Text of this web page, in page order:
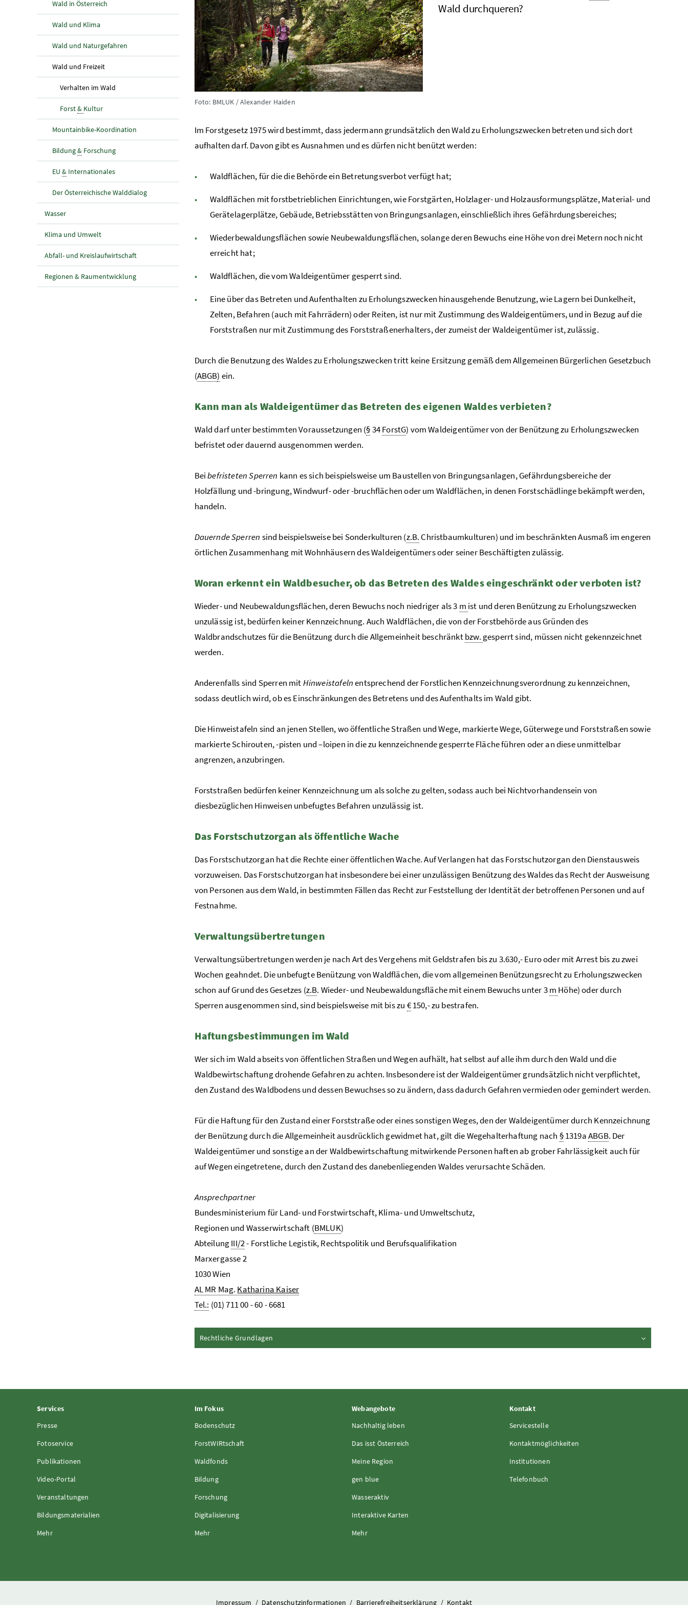
Wald in Österreich
Wald und Klima
Wald und Naturgefahren
Wald und Freizeit(aktuelle Seite)
Verhalten im Wald(aktuelle Seite)
Forst& Kultur
Mountainbike-Koordination
Bildung& Forschung
EU & Internationales
Der Österreichische Walddialog
Wasser
Klima und Umwelt
Abfall- und Kreislaufwirtschaft
Regionen & Raumentwicklung
Foto: BMLUK / Alexander Haiden
Wald durchqueren?
Im Forstgesetz 1975 wird bestimmt, dass jedermann grundsätzlich den Wald zu Erholungszwecken betreten und sich dort
aufhalten darf. Davon gibt es Ausnahmen und es dürfen nicht benützt werden:
Waldflächen, für die die Behörde ein Betretungsverbot verfügt hat;
Waldflächen mit forstbetrieblichen Einrichtungen, wie Forstgärten, Holzlager- und Holzausformungsplätze, Material- und
Gerätelagerplätze, Gebäude, Betriebsstätten von Bringungsanlagen, einschließlich ihres Gefährdungsbereiches;
Wiederbewaldungsflächen sowie Neubewaldungsflächen, solange deren Bewuchs eine Höhe von drei Metern noch nicht
erreicht hat;
Waldflächen, die vom Waldeigentümer gesperrt sind.
Eine über das Betreten und Aufenthalten zu Erholungszwecken hinausgehende Benutzung, wie Lagern bei Dunkelheit,
Zelten, Befahren (auch mit Fahrrädern) oder Reiten, ist nur mit Zustimmung des Waldeigentümers, und in Bezug auf die
Forststraßen nur mit Zustimmung des Forststraßenerhalters, der zumeist der Waldeigentümer ist, zulässig.
Durch die Benutzung des Waldes zu Erholungszwecken tritt keine Ersitzung gemäß dem Allgemeinen Bürgerlichen Gesetzbuch
(ABGB) ein.
Kann man als Waldeigentümer das Betreten des eigenen Waldes verbieten?
Wald darf unter bestimmten Voraussetzungen (§34ForstG) vom Waldeigentümer von der Benützung zu Erholungszwecken
befristet oder dauernd ausgenommen werden.
Beibefristeten Sperren kann es sich beispielsweise um Baustellen von Bringungsanlagen, Gefährdungsbereiche der
Holzfällung und -bringung, Windwurf- oder -bruchflächen oder um Waldflächen, in denen Forstschädlinge bekämpft werden,
handeln.
Dauernde Sperren sind beispielsweise bei Sonderkulturen (z.B. Christbaumkulturen) und im beschränkten Ausmaß im engeren
örtlichen Zusammenhang mit Wohnhäusern des Waldeigentümers oder seiner Beschäftigten zulässig.
Woran erkennt ein Waldbesucher, ob das Betreten des Waldes eingeschränkt oder verboten ist?
Wieder- und Neubewaldungsflächen, deren Bewuchs noch niedriger als 3 m ist und deren Benützung zu Erholungszwecken
unzulässig ist, bedürfen keiner Kennzeichnung. Auch Waldflächen, die von der Forstbehörde aus Gründen des
Waldbrandschutzes für die Benützung durch die Allgemeinheit beschränktbzw. gesperrt sind, müssen nicht gekennzeichnet
werden.
Anderenfalls sind Sperren mitHinweistafelnentsprechend der Forstlichen Kennzeichnungsverordnung zu kennzeichnen,
sodass deutlich wird, ob es Einschränkungen des Betretens und des Aufenthalts im Wald gibt.
Die Hinweistafeln sind an jenen Stellen, wo öffentliche Straßen und Wege, markierte Wege, Güterwege und Forststraßen sowie
markierte Schirouten, -pisten und –loipen in die zu kennzeichnende gesperrte Fläche führen oder an diese unmittelbar
angrenzen, anzubringen.
Forststraßen bedürfen keiner Kennzeichnung um als solche zu gelten, sodass auch bei Nichtvorhandensein von
diesbezüglichen Hinweisen unbefugtes Befahren unzulässig ist.
Das Forstschutzorgan als öffentliche Wache
Das Forstschutzorgan hat die Rechte einer öffentlichen Wache. Auf Verlangen hat das Forstschutzorgan den Dienstausweis
vorzuweisen. Das Forstschutzorgan hat insbesondere bei einer unzulässigen Benützung des Waldes das Recht der Ausweisung
von Personen aus dem Wald, in bestimmten Fällen das Recht zur Feststellung der Identität der betroffenen Personen und auf
Festnahme.
Verwaltungsübertretungen
Verwaltungsübertretungen werden je nach Art des Vergehens mit Geldstrafen bis zu 3.630,- Euro oder mit Arrest bis zu zwei
Wochen geahndet. Die unbefugte Benützung von Waldflächen, die vom allgemeinen Benützungsrecht zu Erholungszwecken
schon auf Grund des Gesetzes (z.B. Wieder- und Neubewaldungsfläche mit einem Bewuchs unter 3m Höhe) oder durch
Sperren ausgenommen sind, sind beispielsweise mit bis zu €150,- zu bestrafen.
Haftungsbestimmungen im Wald
Wer sich im Wald abseits von öffentlichen Straßen und Wegen aufhält, hat selbst auf alle ihm durch den Wald und die
Waldbewirtschaftung drohende Gefahren zu achten. Insbesondere ist der Waldeigentümer grundsätzlich nicht verpflichtet,
den Zustand des Waldbodens und dessen Bewuchses so zu ändern, dass dadurch Gefahren vermieden oder gemindert werden.
Für die Haftung für den Zustand einer Forststraße oder eines sonstigen Weges, den der Waldeigentümer durch Kennzeichnung
der Benützung durch die Allgemeinheit ausdrücklich gewidmet hat, gilt die Wegehalterhaftung nach §1319aABGB. Der
Waldeigentümer und sonstige an der Waldbewirtschaftung mitwirkende Personen haften ab grober Fahrlässigkeit auch für
auf Wegen eingetretene, durch den Zustand des danebenliegenden Waldes verursachte Schäden.
Ansprechpartner
Bundesministerium für Land- und Forstwirtschaft, Klima- und Umweltschutz,
Regionen und Wasserwirtschaft (BMLUK)
AbteilungIII/2- Forstliche Legistik, Rechtspolitik und Berufsqualifikation
Marxergasse 2
1030 Wien
AL MR Mag. Katharina Kaiser
Tel.: (01) 711 00 - 60 - 6681
Rechtliche Grundlagen
Services
Presse
Fotoservice
Publikationen
Video-Portal
Veranstaltungen
Bildungsmaterialien
Mehr
Im Fokus
Bodenschutz
ForstWIRtschaft
Waldfonds
Bildung
Forschung
Digitalisierung
Mehr
Webangebote
Nachhaltig leben
Das isst Österreich
Meine Region
gen blue
Wasseraktiv
Interaktive Karten
Mehr
Kontakt
Servicestelle
Kontaktmöglichkeiten
Institutionen
Telefonbuch
Impressum / Datenschutzinformationen / Barrierefreiheitserklärung / Kontakt